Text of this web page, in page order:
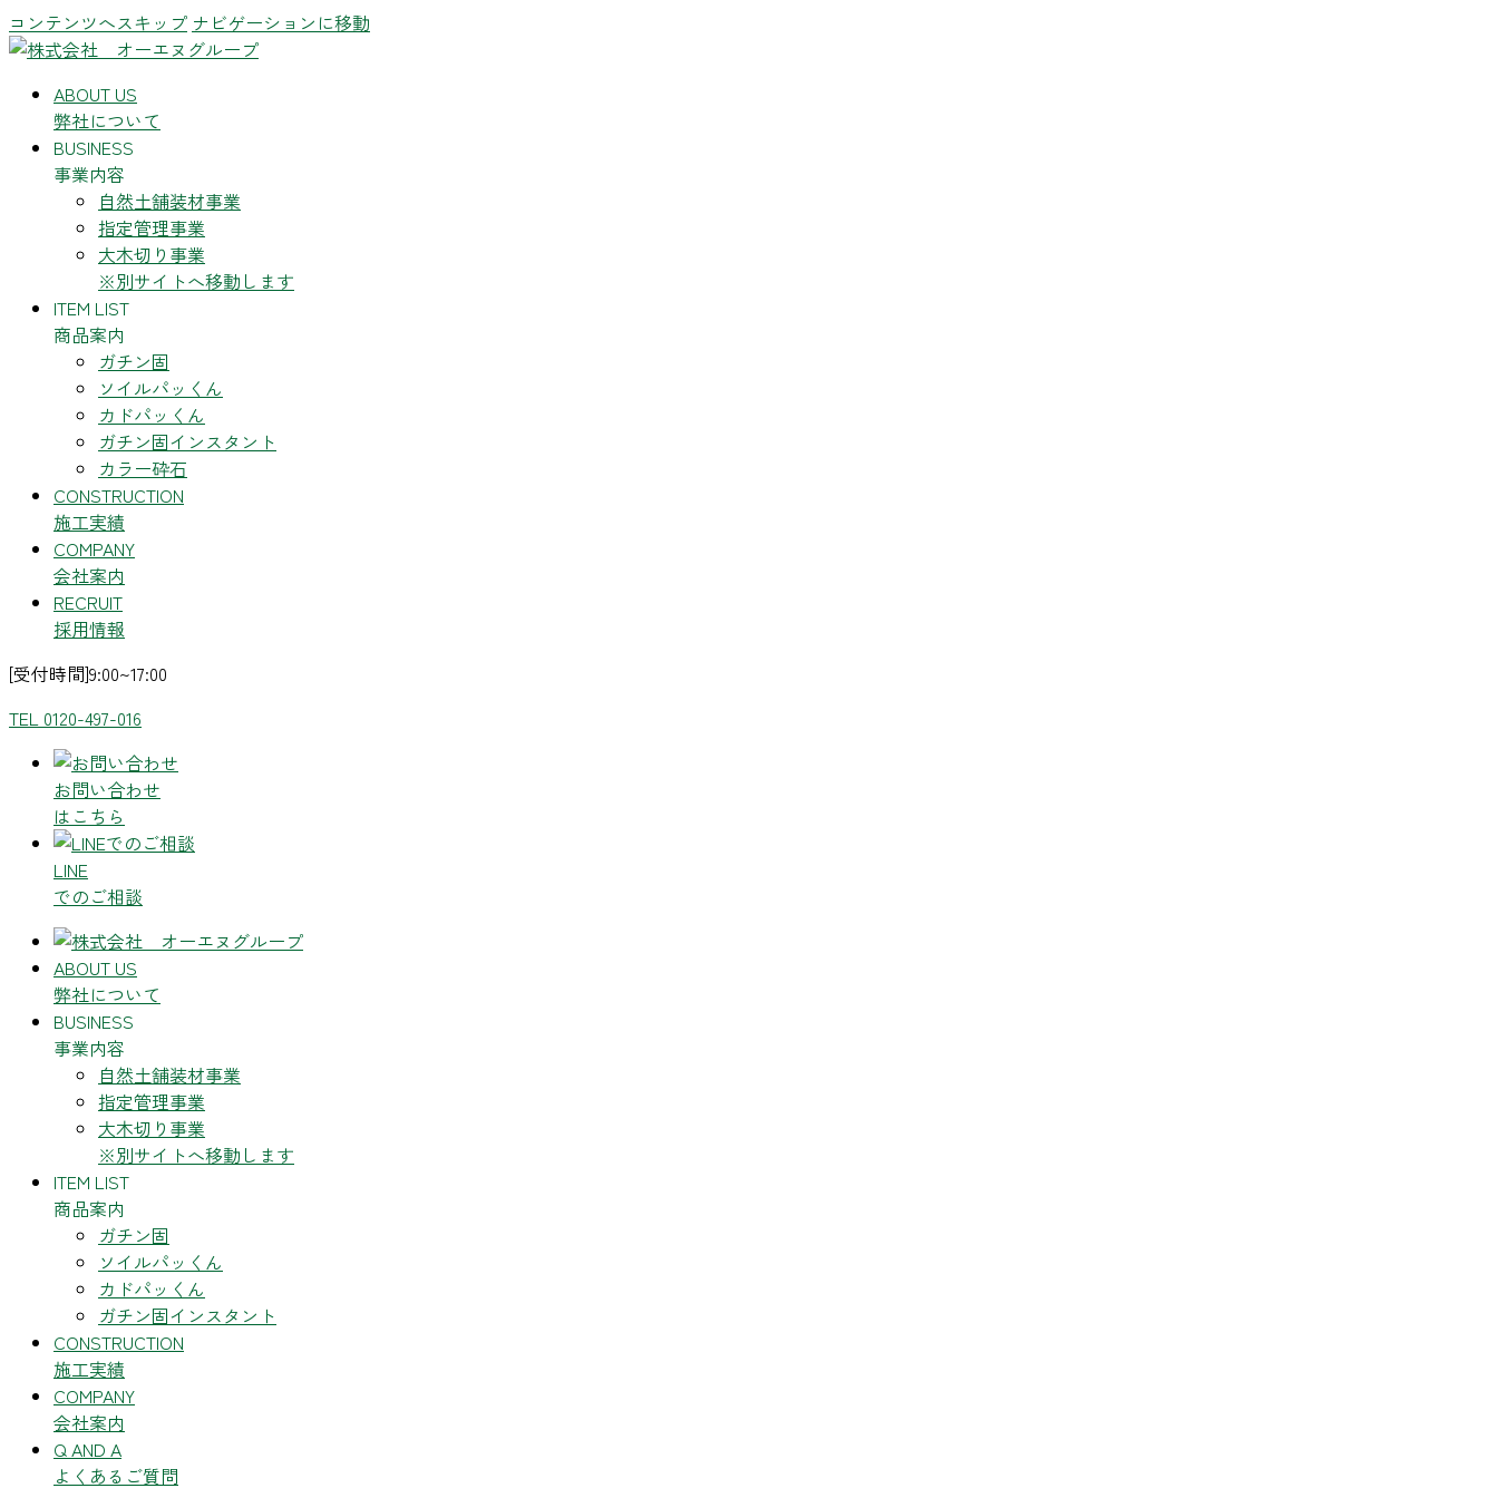
コンテンツへスキップ ナビゲーションに移動
ABOUT US
弊社について
BUSINESS
事業内容
自然土舗装材事業
指定管理事業
大木切り事業
※別サイトへ移動します
ITEM LIST
商品案内
ガチン固
ソイルパッくん
カドパッくん
ガチン固インスタント
カラー砕石
CONSTRUCTION
施工実績
COMPANY
会社案内
RECRUIT
採用情報
[受付時間]9:00~17:00
TEL 0120-497-016
お問い合わせ
はこちら
LINE
でのご相談
ABOUT US
弊社について
BUSINESS
事業内容
自然土舗装材事業
指定管理事業
大木切り事業
※別サイトへ移動します
ITEM LIST
商品案内
ガチン固
ソイルパッくん
カドパッくん
ガチン固インスタント
CONSTRUCTION
施工実績
COMPANY
会社案内
Q AND A
よくあるご質問